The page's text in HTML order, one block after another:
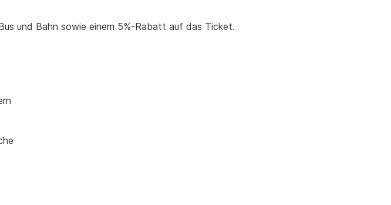
und Bahn sowie einem 5%-Rabatt auf das Ticket.